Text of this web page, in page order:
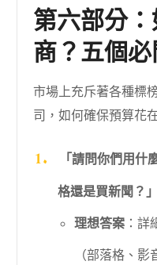
第六部分
商？五個
市場上充斥著各種標
司，如何確保預算花
「請問你們用
格還是買新聞？」
理想答案：詳
（部落格、